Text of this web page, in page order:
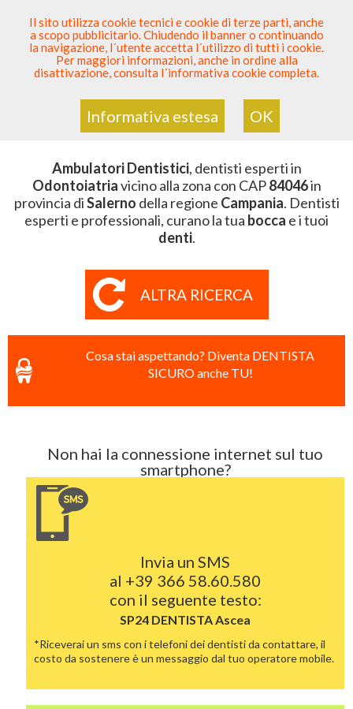
SEI DENTISTA? PARTECIPA
Sei QuiElenco Dentista Sicuro > Odontoiatria>
Ambulatori Dentistici>Campania>Salerno >CAP
84046
ZONA CON CAP 84046
Ambulatori Dentistici, dentisti esperti in
Odontoiatriavicino alla zona con CAP84046in
provincia diSalerno della regione Campania. Dentisti
esperti e professionali, curano la tua bocca e i tuoi
denti.
ALTRA RICERCA
Cosa stai aspettando? Diventa DENTISTA
SICURO anche TU!
Non hai la connessione internet sul tuo
smartphone?
Invia un SMS
al +39 366 58.60.580
con il seguente testo:
SP24 DENTISTAAscea
*Riceverai un sms con i telefoni dei dentisti da contattare, il
costo da sostenere è un messaggio dal tuo operatore mobile.
Il sito utilizza cookie tecnici e cookie di terze parti, anche
a scopo pubblicitario. Chiudendo il banner o continuando
la navigazione, l´utente accetta l´utilizzo di tutti i cookie.
Per maggiori informazioni, anche in ordine alla
disattivazione, consulta l´informativa cookie completa.
Informativa estesa OK